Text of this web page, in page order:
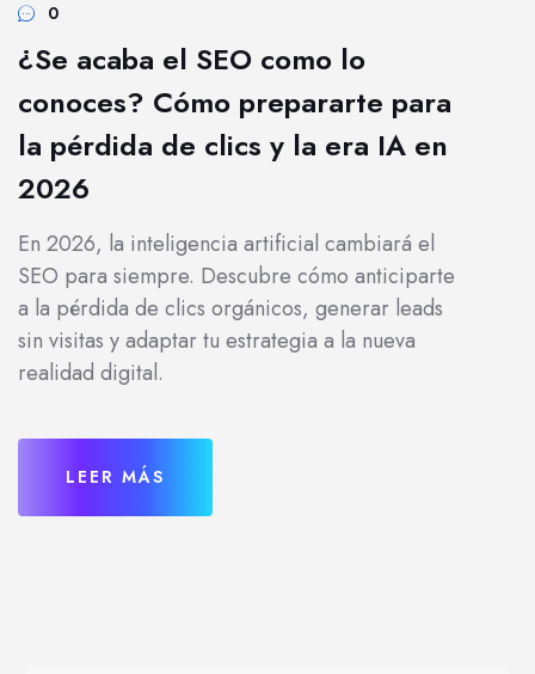
0
¿Se acaba el SEO como lo
conoces? Cómo prepararte para
la pérdida de clics y la era IA en
2026
En 2026, la inteligencia artificial cambiará el
SEO para siempre. Descubre cómo anticiparte
a la pérdida de clics orgánicos, generar leads
sin visitas y adaptar tu estrategia a la nueva
realidad digital.
LEER MÁS